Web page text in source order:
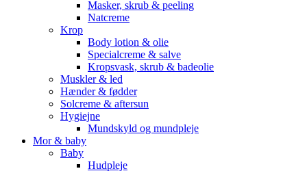
Masker, skrub & peeling
Natcreme
Krop
Body lotion & olie
Specialcreme & salve
Kropsvask, skrub & badeolie
Muskler & led
Hænder & fødder
Solcreme & aftersun
Hygiejne
Mundskyld og mundpleje
Mor & baby
Baby
Hudpleje